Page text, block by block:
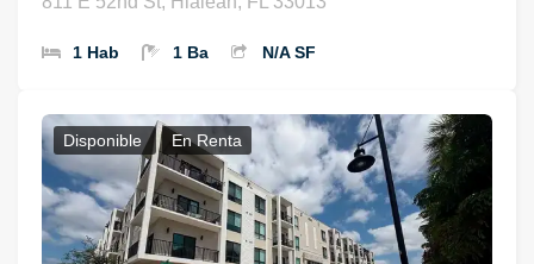
1 Hab 1 Ba N/A SF
Disponible En Renta